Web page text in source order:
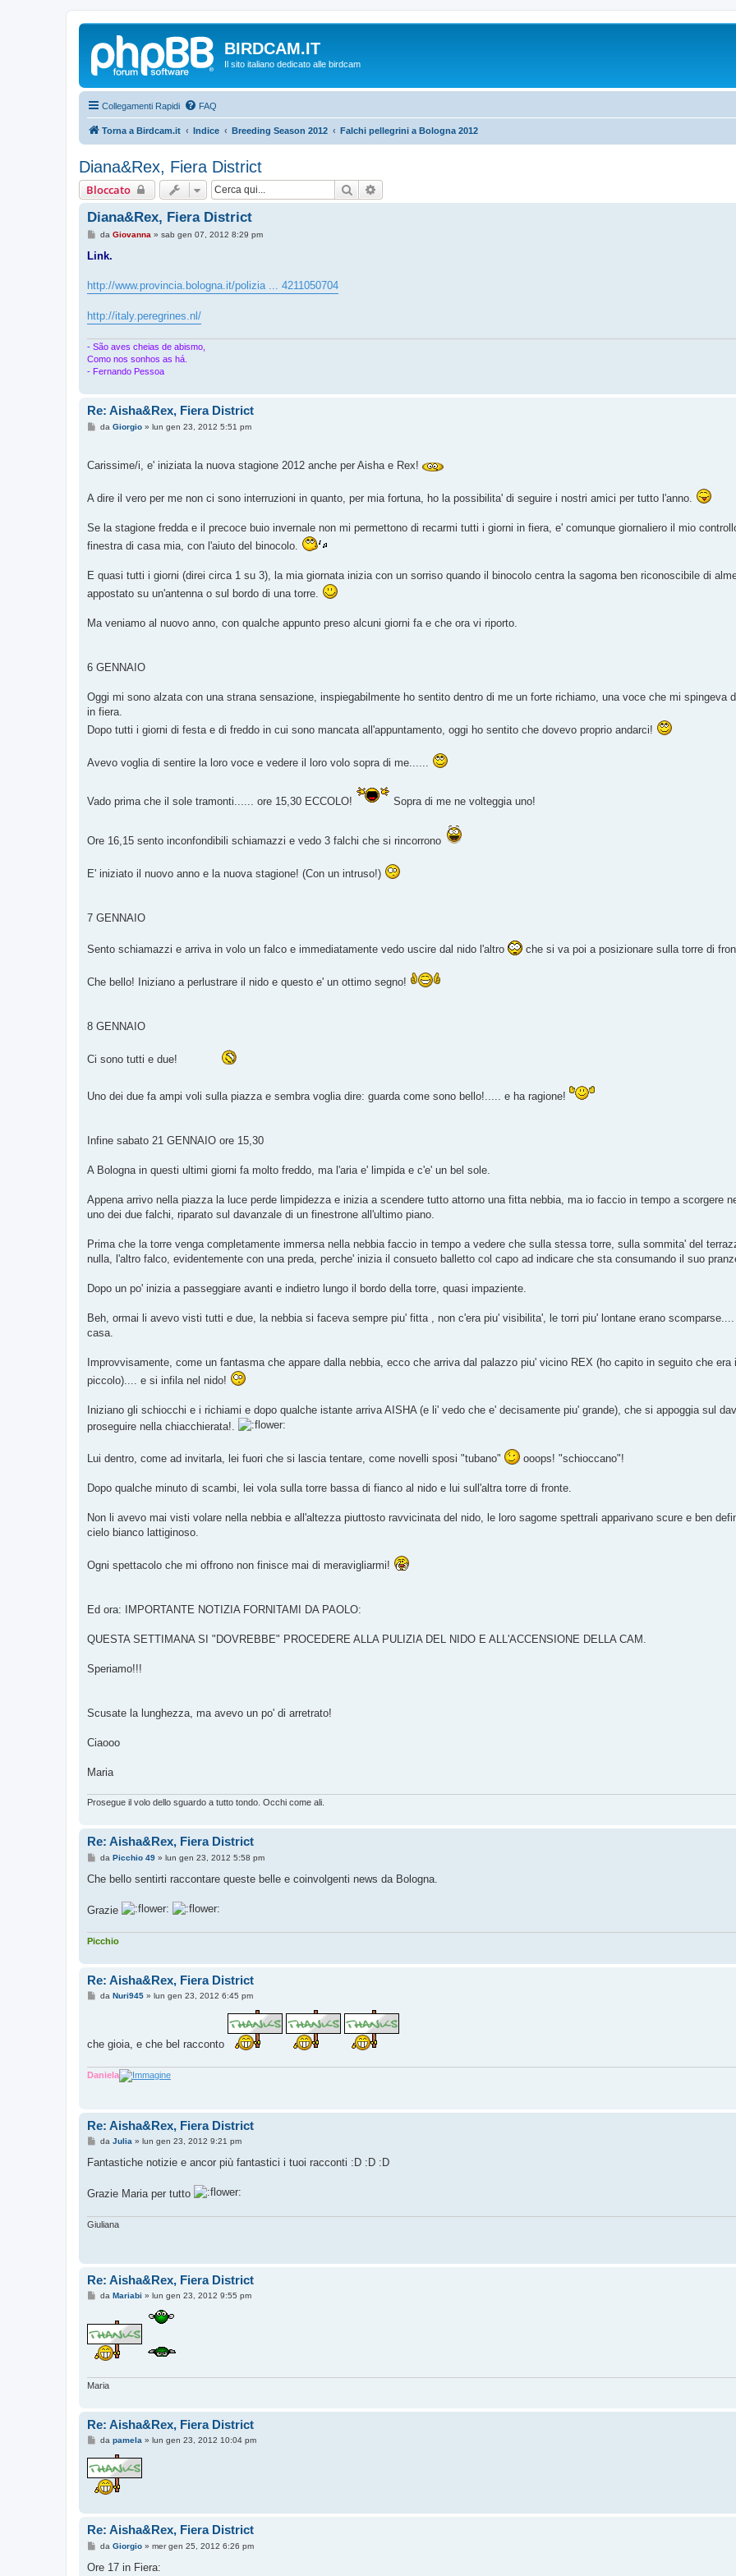
BIRDCAM.IT
Il sito italiano dedicato alle birdcam
Collegamenti Rapidi FAQ
Torna a Birdcam.it Indice Breeding Season 2012 Falchi pellegrini a Bologna 2012
Diana&Rex, Fiera District
Bloccato Cerca
Diana&Rex, Fiera District
M
s
g
g
o
da Giovanna » sab gen 07, 2012 8:29 pm
Link.
http://www.provincia.bologna.it/polizia ... 4211050704
http://italy.peregrines.nl/
- São aves cheias de abismo,
Como nos sonhos as há.
- Fernando Pessoa
Re: Aisha&Rex, Fiera District
M
a
i
o
da Giorgio» lun gen 23, 2012 5:51 pm
Carissime/i, e' iniziata la nuova stagione 2012 anche per Aisha e Rex!
A dire il vero per me non ci sono interruzioni in quanto, per mia fortuna, ho la possibilita' di seguire i nostri amici per tutto l'anno.
Se la stagione fredda e il precoce buio invernale non mi permettono di recarmi tutti i giorni in fiera, e' comunque giornaliero il mio
finestra di casa mia, con l'aiuto del binocolo.
E quasi tutti i giorni (direi circa 1 su 3), la mia giornata inizia con un sorriso quando il binocolo centra la sagoma ben riconoscibile di
appostato su un'antenna o sul bordo di una torre.
Ma veniamo al nuovo anno, con qualche appunto preso alcuni giorni fa e che ora vi riporto.
6 GENNAIO
Oggi mi sono alzata con una strana sensazione, inspiegabilmente ho sentito dentro di me un forte richiamo, una voce che mi spingeva
in fiera.
Dopo tutti i giorni di festa e di freddo in cui sono mancata all'appuntamento, oggi ho sentito che dovevo proprio andarci!
Avevo voglia di sentire la loro voce e vedere il loro volo sopra di me......
Vado prima che il sole tramonti...... ore 15,30 ECCOLO! Sopra di me ne volteggia uno!
Ore 16,15 sento inconfondibili schiamazzi e vedo 3 falchi che si rincorrono
E' iniziato il nuovo anno e la nuova stagione! (Con un intruso!)
7 GENNAIO
Sento schiamazzi e arriva in volo un falco e immediatamente vedo uscire dal nido l'altro che si va poi a posizionare sulla torre di
Che bello! Iniziano a perlustrare il nido e questo e' un ottimo segno!
8 GENNAIO
Ci sono tutti e due!
Uno dei due fa ampi voli sulla piazza e sembra voglia dire: guarda come sono bello!..... e ha ragione!
Infine sabato 21 GENNAIO ore 15,30
A Bologna in questi ultimi giorni fa molto freddo, ma l'aria e' limpida e c'e' un bel sole.
Appena arrivo nella piazza la luce perde limpidezza e inizia a scendere tutto attorno una fitta nebbia, ma io faccio in tempo a scorgere
uno dei due falchi, riparato sul davanzale di un finestrone all'ultimo piano.
Prima che la torre venga completamente immersa nella nebbia faccio in tempo a vedere che sulla stessa torre, sulla sommita' del
nulla, l'altro falco, evidentemente con una preda, perche' inizia il consueto balletto col capo ad indicare che sta consumando il suo
Dopo un po' inizia a passeggiare avanti e indietro lungo il bordo della torre, quasi impaziente.
Beh, ormai li avevo visti tutti e due, la nebbia si faceva sempre piu' fitta , non c'era piu' visibilita', le torri piu' lontane erano
casa.
Improvvisamente, come un fantasma che appare dalla nebbia, ecco che arriva dal palazzo piu' vicino REX (ho capito in seguito che era
piccolo).... e si infila nel nido!
Iniziano gli schiocchi e i richiami e dopo qualche istante arriva AISHA (e li' vedo che e' decisamente piu' grande), che si appoggia sul
proseguire nella chiacchierata!.
Lui dentro, come ad invitarla, lei fuori che si lascia tentare, come novelli sposi "tubano" ooops! "schioccano"!
Dopo qualche minuto di scambi, lei vola sulla torre bassa di fianco al nido e lui sull'altra torre di fronte.
Non li avevo mai visti volare nella nebbia e all'altezza piuttosto ravvicinata del nido, le loro sagome spettrali apparivano scure e ben
cielo bianco lattiginoso.
Ogni spettacolo che mi offrono non finisce mai di meravigliarmi!
Ed ora: IMPORTANTE NOTIZIA FORNITAMI DA PAOLO:
QUESTA SETTIMANA SI "DOVREBBE" PROCEDERE ALLA PULIZIA DEL NIDO E ALL'ACCENSIONE DELLA CAM.
Speriamo!!!
Scusate la lunghezza, ma avevo un po' di arretrato!
Ciaooo
Maria
Prosegue il volo dello sguardo a tutto tondo. Occhi come ali.
Re: Aisha&Rex, Fiera District
M
s
g
o
da Picchio 49» lun gen 23, 2012 5:58 pm
Che bello sentirti raccontare queste belle e coinvolgenti news da Bologna.
Grazie
Picchio
Re: Aisha&Rex, Fiera District
M
g
o
da Nuri945» lun gen 23, 2012 6:45 pm
che gioia, e che bel racconto
Daniela
Re: Aisha&Rex, Fiera District
M
s
g
o
da Julia » lun gen 23, 2012 9:21 pm
Fantastiche notizie e ancor più fantastici i tuoi racconti :D :D :D
Grazie Maria per tutto
Giuliana
Re: Aisha&Rex, Fiera District
M
s
a
g
g
da Mariabi » lun gen 23, 2012 9:55 pm
Maria
Re: Aisha&Rex, Fiera District
M
s
s
a
g
da pamela» lun gen 23, 2012 10:04 pm
Re: Aisha&Rex, Fiera District
M
s
da Giorgio» mer gen 25, 2012 6:26 pm
Ore 17 in Fiera: